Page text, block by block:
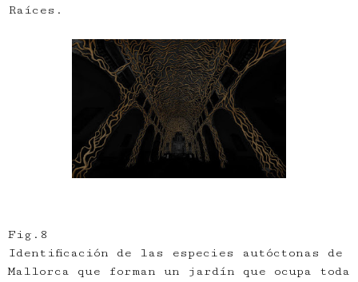
Raíces.
Fig.8
Identificación de las especies autóctonas de
Mallorca que forman un jardín que ocupa toda